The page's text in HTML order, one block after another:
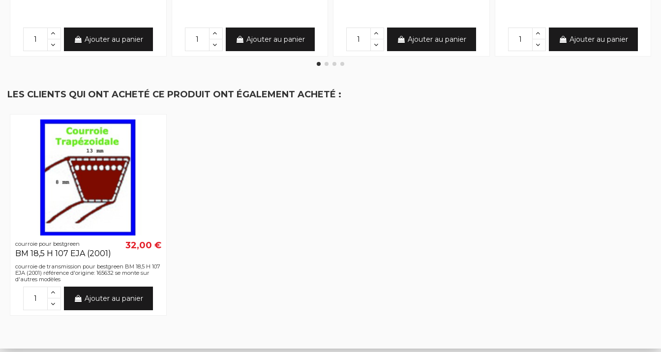
Ajouter au panier Ajouter au panier Ajouter au panier Ajouter au panier
LES CLIENTS QUI ONT ACHETÉ CE PRODUIT ONT ÉGALEMENT ACHETÉ :
courroie pour bestgreen
BM 18,5 H 107 EJA (2001)
32,00 €
courroie de transmission pour bestgreen BM 18,5 H 107
EJA (2001) référence d'origine: 165632 se monte sur
d'autres modèles
Ajouter au panier